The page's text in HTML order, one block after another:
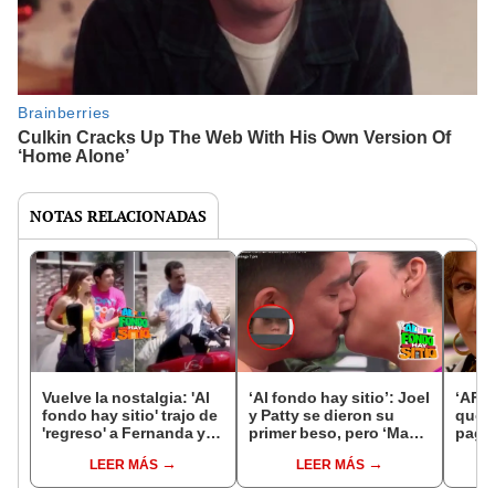
NOTAS RELACIONADAS
Vuelve la nostalgia: 'Al
fondo hay sitio' trajo de
'regreso' a Fernanda y
LEER MÁS
‘Al fondo hay sitio’: Joel
y Patty se dieron su
primer beso, pero ‘Maca’
LEER MÁS